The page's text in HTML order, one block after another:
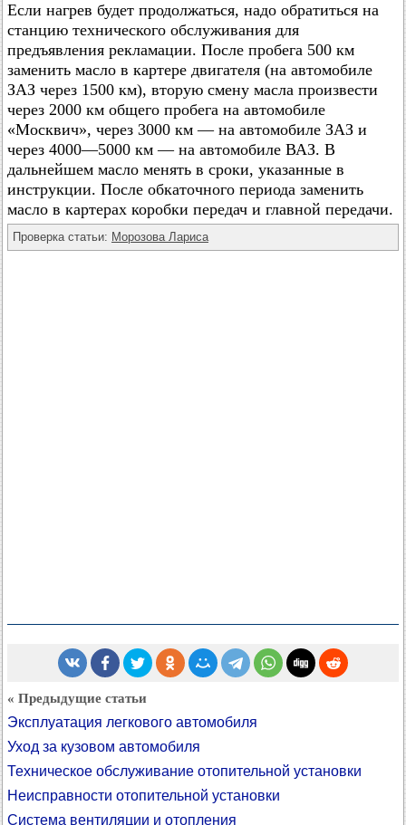
Если нагрев будет продолжаться, надо обратиться на
станцию технического обслуживания для
предъявления рекламации. После пробега 500 км
заменить масло в картере двигателя (на автомобиле
ЗАЗ через 1500 км), вторую смену масла произвести
через 2000 км общего пробега на автомобиле
«Москвич», через 3000 км — на автомобиле ЗАЗ и
через 4000—5000 км — на автомобиле ВАЗ. В
дальнейшем масло менять в сроки, указанные в
инструкции. После обкаточного периода заменить
масло в картерах коробки передач и главной передачи.
Проверка статьи: Морозова Лариса
« Предыдущие статьи
Эксплуатация легкового автомобиля
Уход за кузовом автомобиля
Техническое обслуживание отопительной установки
Неисправности отопительной установки
Система вентиляции и отопления